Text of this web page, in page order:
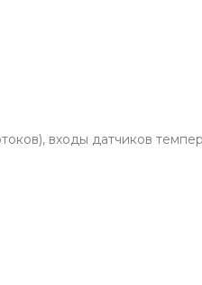
входы датчиков